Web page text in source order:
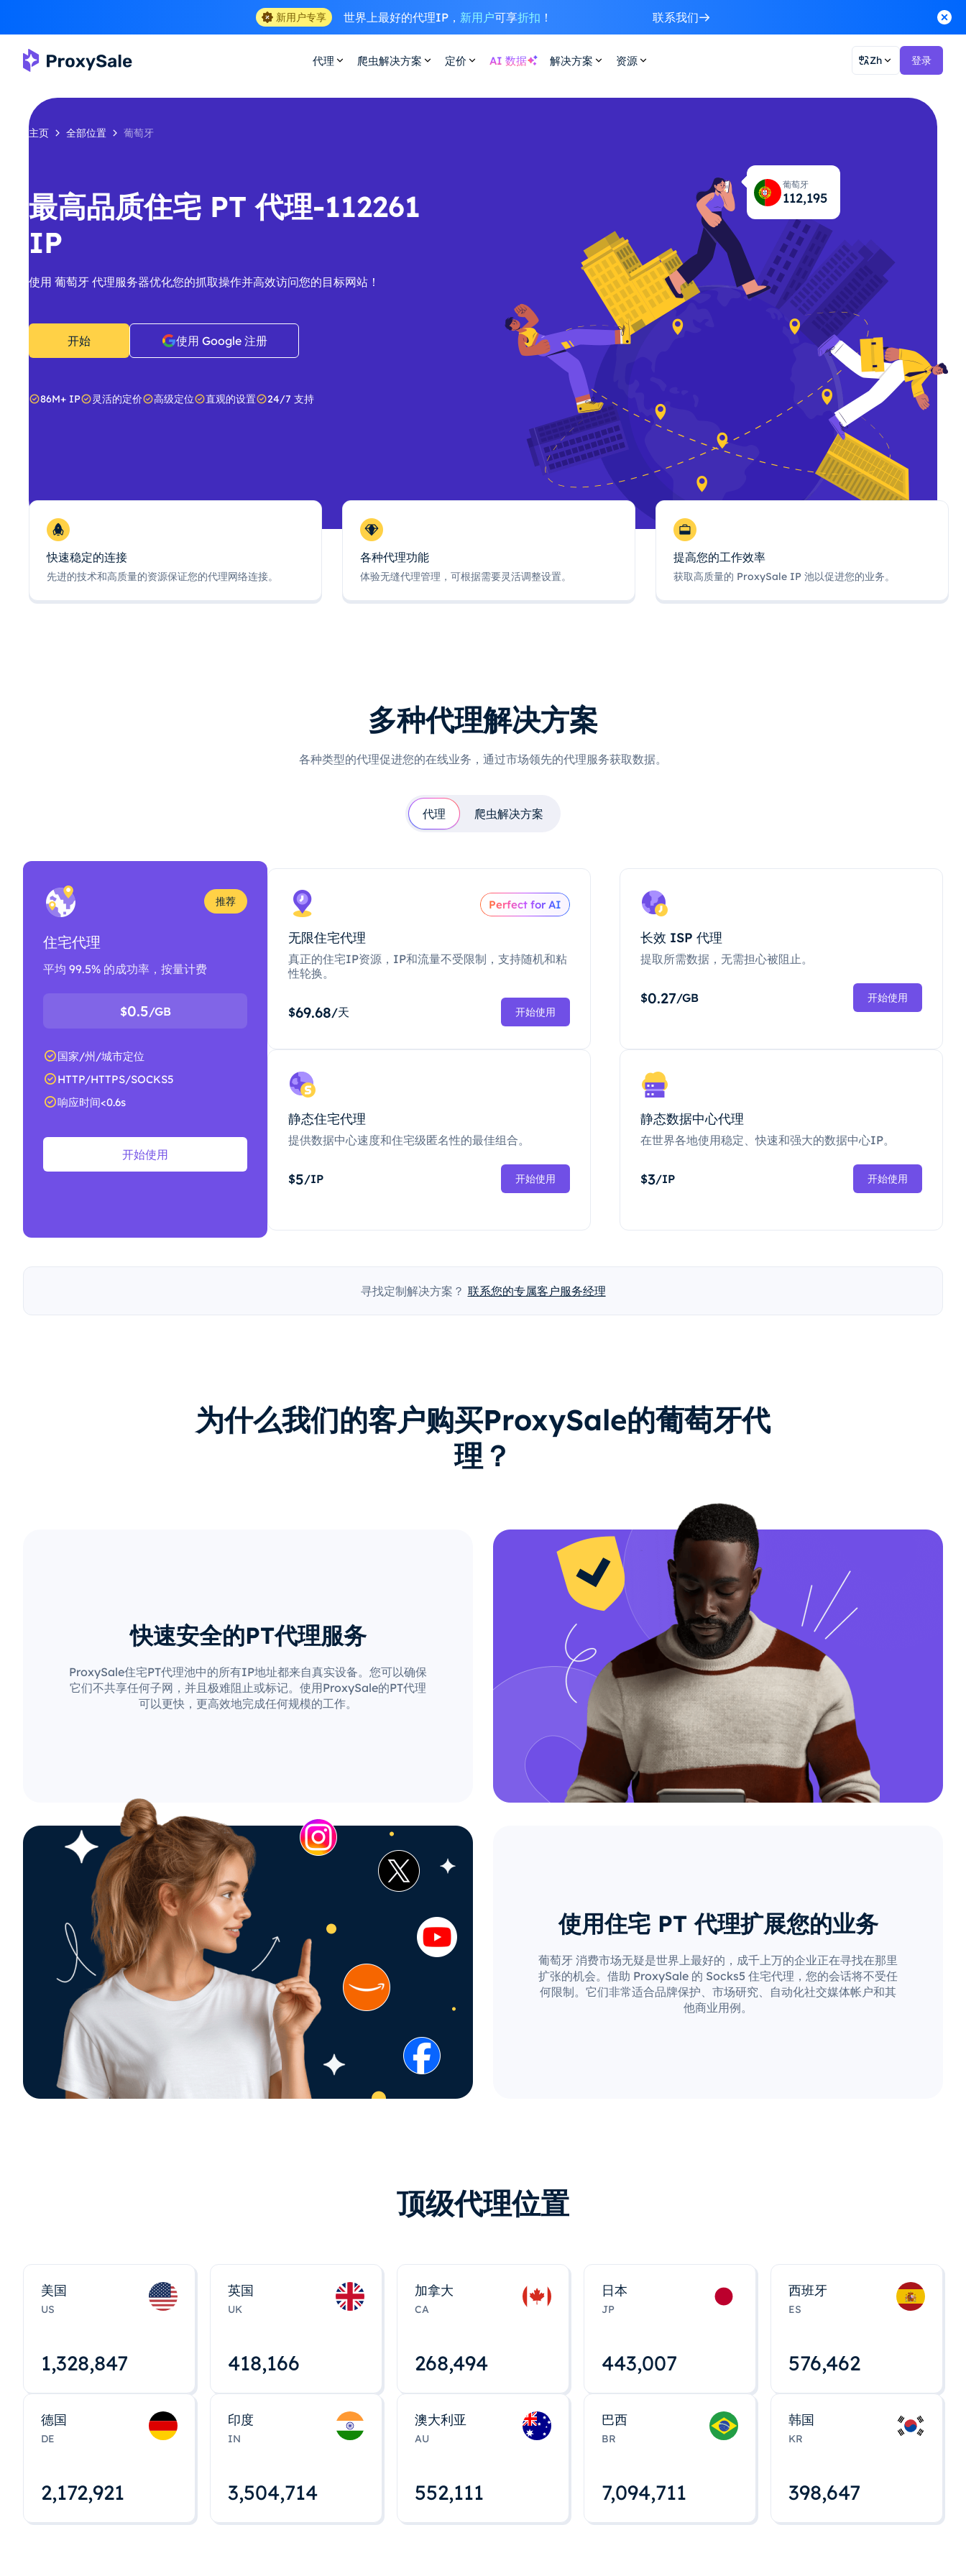
新用户专享 世界上最好的代理IP， 新用户可享折扣 ！ 联系我们
代理 爬虫解决方案 定价 AI 数据 解决方案 资源 Zh 登录
主页 全部位置 葡萄牙
最高品质住宅 PT 代理-112261
IP
使用 葡萄牙 代理服务器优化您的抓取操作并高效访问您的目标网站！
开始 使用 Google 注册
86M+ IP 灵活的定价 高级定位 直观的设置 24/7 支持
葡萄牙
112,261
快速稳定的连接
先进的技术和高质量的资源保证您的代理网络连接。
各种代理功能
体验无缝代理管理，可根据需要灵活调整设置。
提高您的工作效率
获取高质量的 ProxySale IP 池以促进您的业务。
多种代理解决方案
各种类型的代理促进您的在线业务，通过市场领先的代理服务获取数据。
代理 爬虫解决方案
推荐
住宅代理
平均 99.5% 的成功率，按量计费
$0.5/GB
国家/州/城市定位
HTTP/HTTPS/SOCKS5
响应时间<0.6s
开始使用
Perfect for AI
无限住宅代理
真正的住宅IP资源，IP和流量不受限制，支持随机和粘
性轮换。
$69.68/天 开始使用
长效 ISP 代理
提取所需数据，无需担心被阻止。
$0.27/GB 开始使用
静态住宅代理
提供数据中心速度和住宅级匿名性的最佳组合。
$5/IP 开始使用
静态数据中心代理
在世界各地使用稳定、快速和强大的数据中心IP。
$3/IP 开始使用
寻找定制解决方案？ 联系您的专属客户服务经理
为什么我们的客户购买ProxySale的葡萄牙代
理？
快速安全的PT代理服务
ProxySale住宅PT代理池中的所有IP地址都来自真实设备。您可以确保
它们不共享任何子网，并且极难阻止或标记。使用ProxySale的PT代理
可以更快，更高效地完成任何规模的工作。
使用住宅 PT 代理扩展您的业务
葡萄牙 消费市场无疑是世界上最好的，成千上万的企业正在寻找在那里
扩张的机会。借助 ProxySale 的 Socks5 住宅代理，您的会话将不受任
何限制。它们非常适合品牌保护、市场研究、自动化社交媒体帐户和其
他商业用例。
顶级代理位置
美国
US
1,328,848
英国
UK
418,167
加拿大
CA
268,495
日本
JP
443,008
西班牙
ES
576,463
德国
DE
2,172,922
印度
IN
3,504,715
澳大利亚
AU
552,112
巴西
BR
7,094,712
韩国
KR
398,648